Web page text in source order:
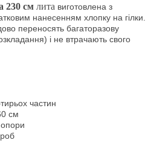
230 см лита виготовлена ​​з
нанесенням хлопку на гілки.
переносять багаторазову
і не втрачають свого
частин
см